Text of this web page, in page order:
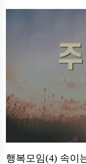
행복모임(4) 속이